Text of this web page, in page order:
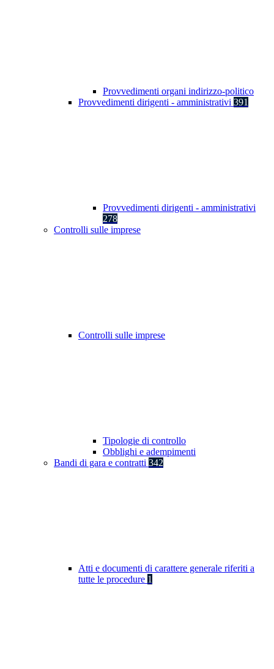
Provvedimenti organi indirizzo-politico
Provvedimenti dirigenti - amministrativi 391
Provvedimenti dirigenti - amministrativi
278
Controlli sulle imprese
Controlli sulle imprese
Tipologie di controllo
Obblighi e adempimenti
Bandi di gara e contratti 342
Atti e documenti di carattere generale riferiti a
tutte le procedure 1